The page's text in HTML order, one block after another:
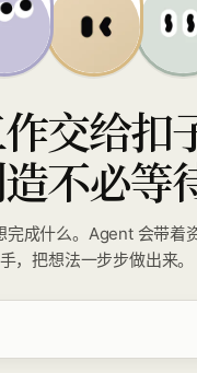
交给扣
不必等
完成什么。Agent 会带着
，把想法一步步做出来。